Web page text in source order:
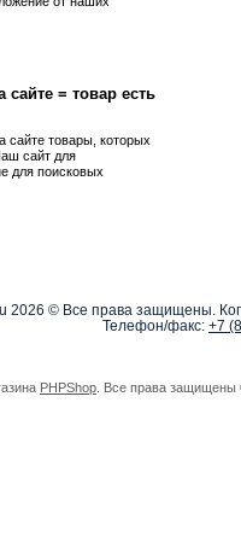
сайте = товар есть
сайте товары, которых
сайт для
для поисковых
2026 © Все права защищены.
Телефон/факс: +7
PHPShop . Все права защищены